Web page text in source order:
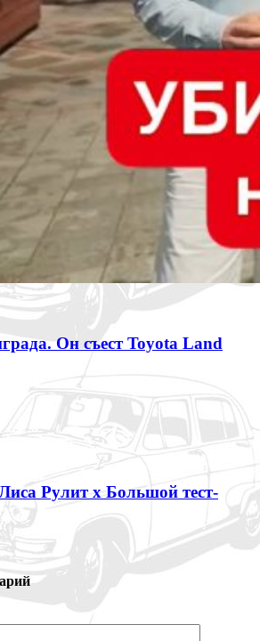
Он съест Toyota Land
Рулит х Большой тест-